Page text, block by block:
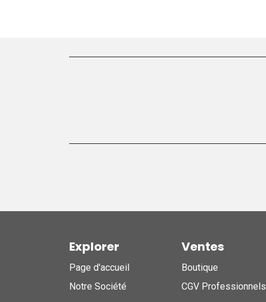
Explorer
Page d'accueil
Notre Société
Ventes
Boutique
CGV Professionnels